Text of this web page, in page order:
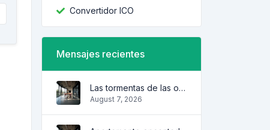
Convertidor ICO
Mensajes recientes
Las tormentas de las olas
August 7, 2026